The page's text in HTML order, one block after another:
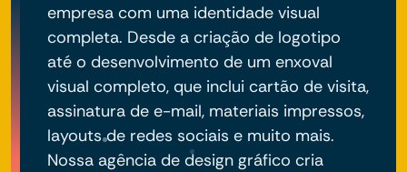
empresa com uma identidade visual
completa. Desde a criação de logotipo
até o desenvolvimento de um enxoval
visual completo, que inclui cartão de visita,
assinatura de e-mail, materiais impressos,
layouts de redes sociais e muito mais.
Nossa agência de design gráfico cria